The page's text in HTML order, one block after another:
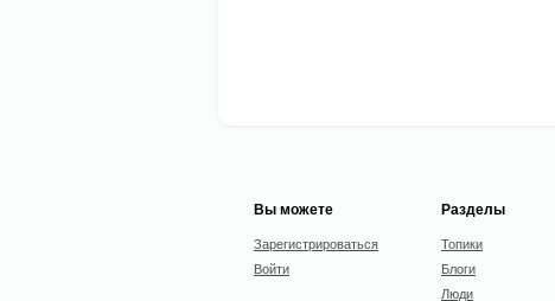
Вы можете
Зарегистрироваться
Войти
Разделы
Топики
Блоги
Люди